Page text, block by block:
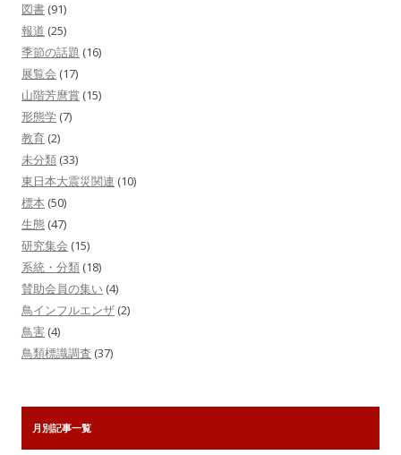
図書 (91)
報道 (25)
季節の話題 (16)
展覧会 (17)
山階芳麿賞 (15)
形態学 (7)
教育 (2)
未分類 (33)
東日本大震災関連 (10)
標本 (50)
生態 (47)
研究集会 (15)
系統・分類 (18)
賛助会員の集い (4)
鳥インフルエンザ (2)
鳥害 (4)
鳥類標識調査 (37)
月別記事一覧